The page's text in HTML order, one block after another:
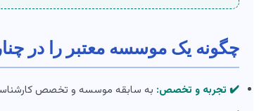
چگونه یک موسسه معتبر را در
✔️ تجربه و تخصص: به سابقه موسسه و تخصص